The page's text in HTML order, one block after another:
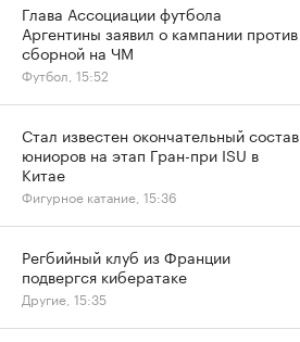
Глава Ассоциации футбола
Аргентины заявил о кампании против
сборной на ЧМ
Футбол, 15:52
Стал известен окончательный состав
юниоров на этап Гран-при ISU в
Китае
Фигурное катание, 15:36
Регбийный клуб из Франции
подвергся кибератаке
Другие, 15:35